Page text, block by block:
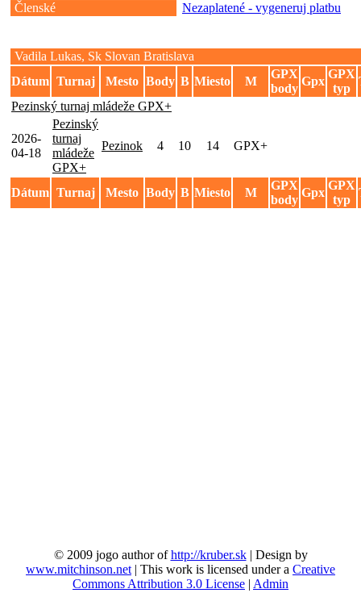
Členské
Nezaplatené - vygeneruj platbu
Vadila Lukas, Sk Slovan Bratislava
Dátum Turnaj Mesto Body B Miesto M
GPX
body
Gpx
GPX
typ
Pezinský turnaj mládeže GPX+
2026-
04-18
Pezinský
turnaj
mládeže
GPX+
Pezinok 4 10 14 GPX+
Dátum Turnaj Mesto Body B Miesto M
GPX
body
Gpx
GPX
typ
© 2009 jogo author ofhttp://kruber.sk| Design by
www.mitchinson.net | This work is licensed under a Creative
Commons Attribution 3.0 License | Admin